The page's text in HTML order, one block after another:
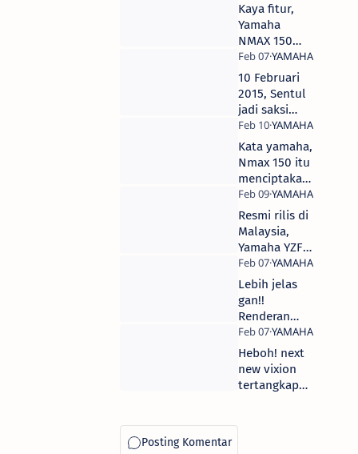
Kaya fitur,
Yamaha
NMAX 150
resmi rilis di
indonesia.
Harga Cuma
27,4 juta gan!
10 Februari
2015, Sentul
jadi saksi
peluncuran
yamaha
NMAX 150
Kata yamaha,
Nmax 150 itu
menciptakan
segmen baru
bukan
pesaing
honda PCX
150
Resmi rilis di
Malaysia,
Yamaha YZF-
R25 Warna
baru & harga
lebih mahal
Lebih jelas
gan!!
Renderan
headlamp
next new
vixion facelift
karya
motoblast
Heboh! next
new vixion
tertangkap